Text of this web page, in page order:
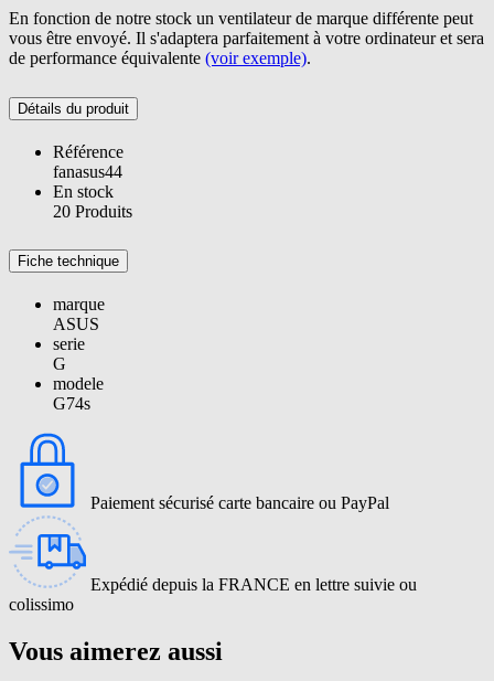
En fonction de notre stock un ventilateur de marque différente peut
vous être envoyé. Il s'adaptera parfaitement à votre ordinateur et sera
de performance équivalente (voir exemple).
Détails du produit
Référence
fanasus44
En stock
20 Produits
Fiche technique
marque
ASUS
serie
G
modele
G74s
Paiement sécurisé carte bancaire ou PayPal
Expédié depuis la FRANCE en lettre suivie ou
colissimo
Vous aimerez aussi